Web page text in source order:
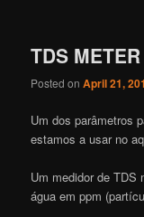
TDS
Posted onApril 21,
Um dos parâmetros
estamos a usar no
Um medidor de TDS
água em ppm